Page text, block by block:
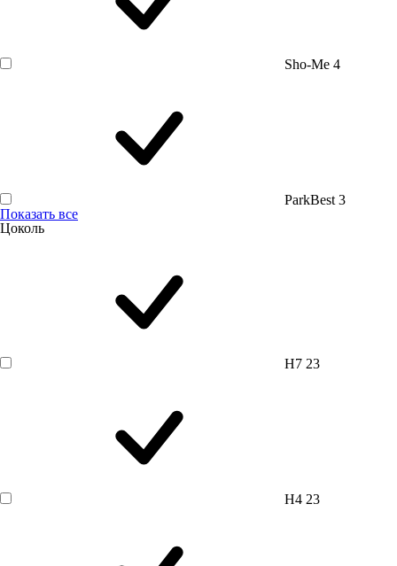
Sho-Me 4
ParkBest 3
Показать все
Цоколь
H7 23
H4 23